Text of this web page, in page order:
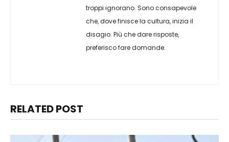
troppi ignorano. Sono consapevole
che, dove finisce la cultura, inizia il
disagio. Più che dare risposte,
preferisco fare domande.
RELATED POST